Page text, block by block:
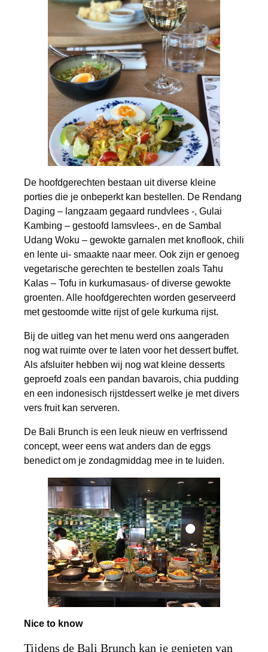
De hoofdgerechten bestaan uit diverse kleine
porties die je onbeperkt kan bestellen. De Rendang
Daging – langzaam gegaard rundvlees -, Gulai
Kambing – gestoofd lamsvlees-, en de Sambal
Udang Woku – gewokte garnalen met knoflook, chili
en lente ui- smaakte naar meer. Ook zijn er genoeg
vegetarische gerechten te bestellen zoals Tahu
Kalas – Tofu in kurkumasaus- of diverse gewokte
groenten. Alle hoofdgerechten worden geserveerd
met gestoomde witte rijst of gele kurkuma rijst.
Bij de uitleg van het menu werd ons aangeraden
nog wat ruimte over te laten voor het dessert buffet.
Als afsluiter hebben wij nog wat kleine desserts
geproefd zoals een pandan bavarois, chia pudding
en een indonesisch rijstdessert welke je met divers
vers fruit kan serveren.
De Bali Brunch is een leuk nieuw en verfrissend
concept, weer eens wat anders dan de eggs
benedict om je zondagmiddag mee in te luiden.
Nice to know
Tijdens de Bali Brunch kan je genieten van